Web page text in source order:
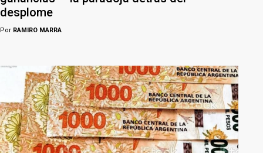
desplome
Por RAMIRO MARRA